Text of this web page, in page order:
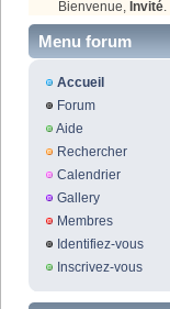
Bienvenue, Invité
Menu forum
Accueil
Forum
Aide
Rechercher
Calendrier
Gallery
Membres
Identifiez-vous
Inscrivez-vous